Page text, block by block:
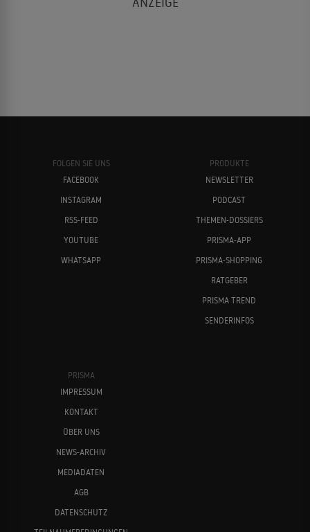
FOLGEN SIE UNS
FACEBOOK
INSTAGRAM
RSS-FEED
YOUTUBE
WHATSAPP
PRODUKTE
NEWSLETTER
PODCAST
THEMEN-DOSSIERS
PRISMA-APP
PRISMA-SHOPPING
RATGEBER
PRISMA TREND
SENDERINFOS
PRISMA
IMPRESSUM
KONTAKT
ÜBER UNS
NEWS-ARCHIV
MEDIADATEN
AGB
DATENSCHUTZ